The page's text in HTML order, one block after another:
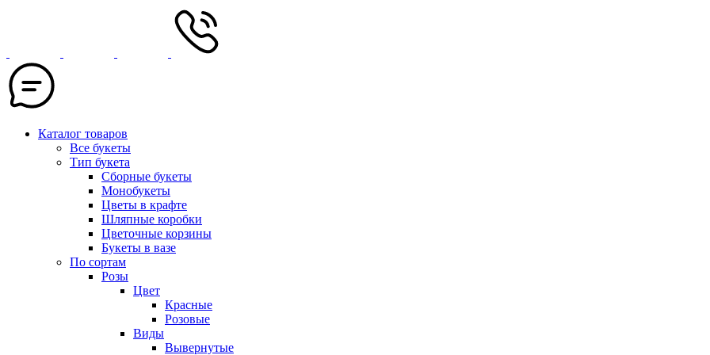
Каталог товаров
Все букеты
Тип букета
Сборные букеты
Монобукеты
Цветы в крафте
Шляпные коробки
Цветочные корзины
Букеты в вазе
По сортам
Розы
Цвет
Красные
Розовые
Виды
Вывернутые